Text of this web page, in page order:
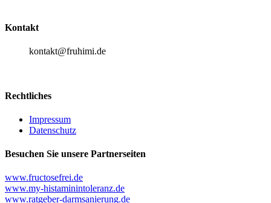
Kontakt
kontakt@fruhimi.de
Rechtliches
Impressum
Datenschutz
Besuchen Sie unsere Partnerseiten
www.fructosefrei.de
www.my-histaminintoleranz.de
www.ratgeber-darmsanierung.de